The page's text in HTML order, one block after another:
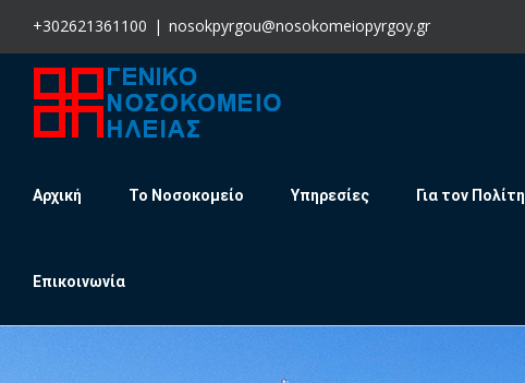
content
+302621361100 | nosokpyrgou@nosokomeiopyrgoy.gr
Αρχική Το Νοσοκομείο Υπηρεσίες Για τον Πολίτη
Επικοινωνία